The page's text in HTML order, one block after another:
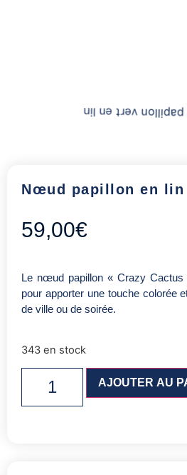
Nœud papillon en lin
59,00€
Le nœud papillon « Crazy Cactus
pour apporter une touche colorée
de ville ou de soirée.
343 en stock
AJOUTER AU